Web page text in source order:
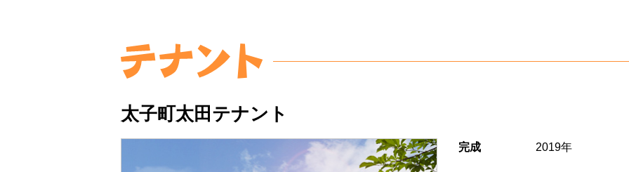
太子町太田テナント
完成 2019年